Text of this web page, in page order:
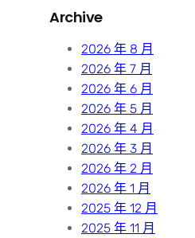
c
Archive
2026 年 8 月
2026 年 7 月
2026 年 6 月
2026 年 5 月
2026 年 4 月
2026 年 3 月
2026 年 2 月
2026 年 1 月
2025 年 12 月
2025 年 11 月